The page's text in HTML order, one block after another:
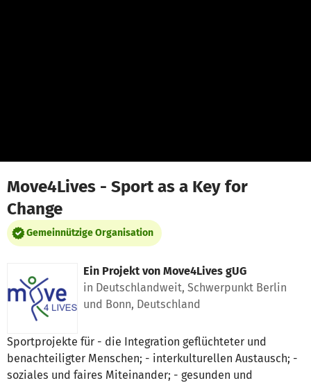
Move4Lives - Sport as a Key for
Change
Gemeinnützige Organisation
Ein Projekt von Move4Lives gUG
in Deutschlandweit, Schwerpunkt Berlin
und Bonn, Deutschland
Sportprojekte für - die Integration geflüchteter und
benachteiligter Menschen; - interkulturellen Austausch; -
soziales und faires Miteinander; - gesunden und